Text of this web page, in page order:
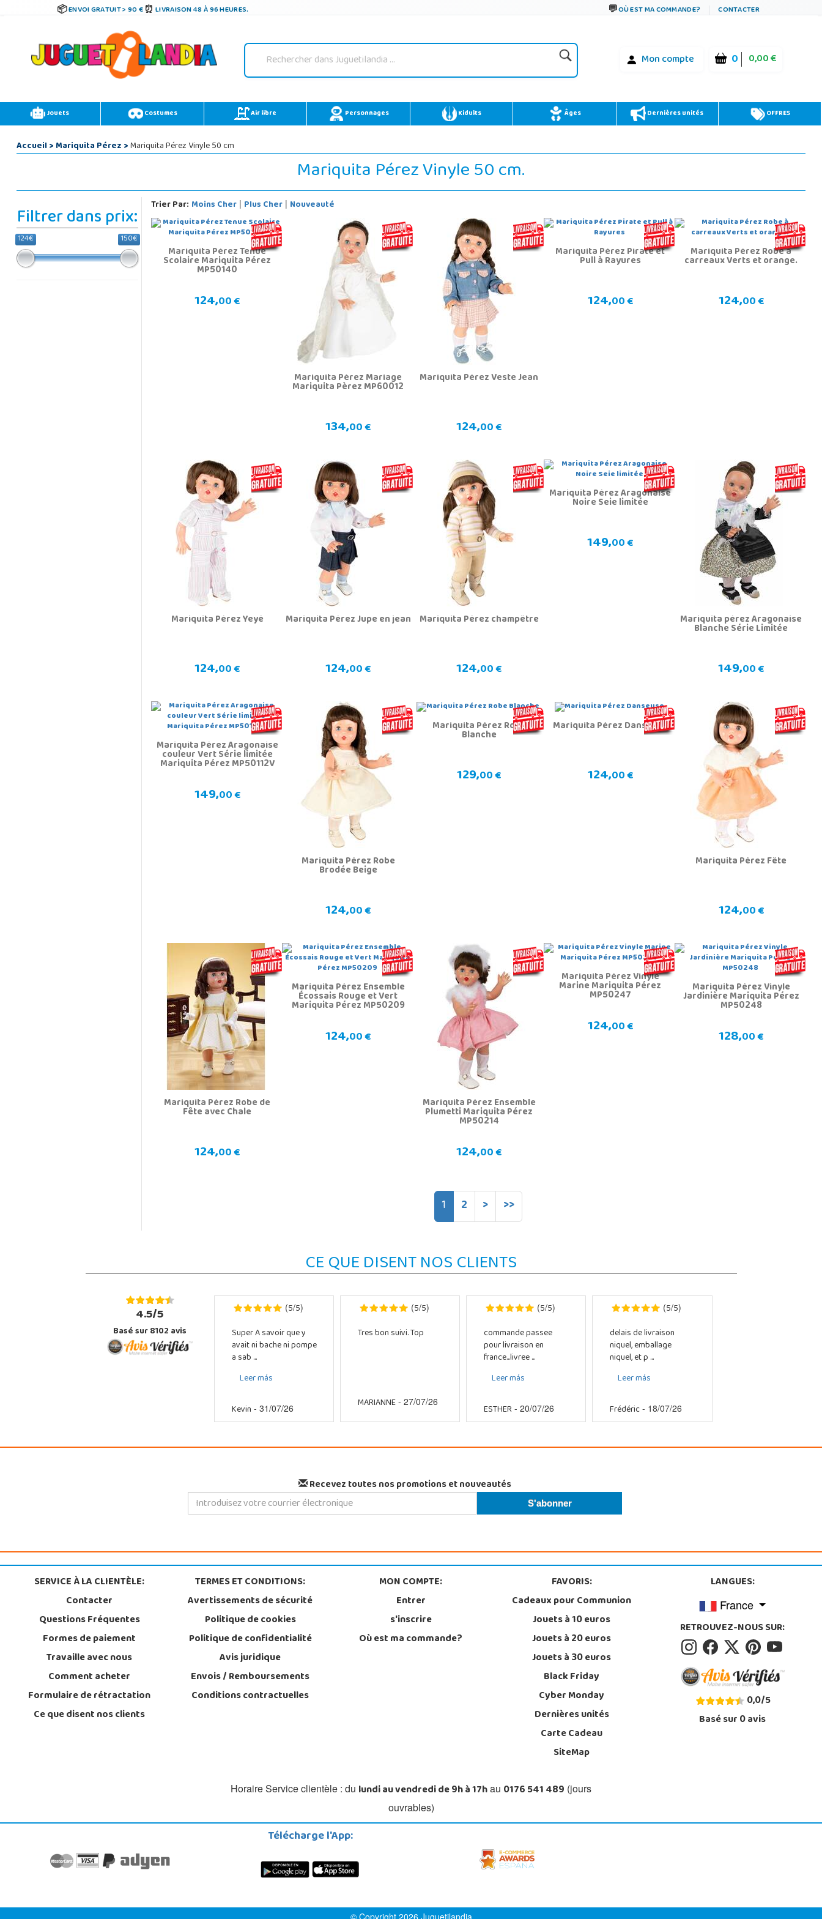
ENVOI GRATUIT > 90 € LIVRAISON 48 À 96 HEURES. OÙ EST MA COMMANDE? CONTACTER
Mon compte 0 0,00 €
Jouets Costumes Air libre Personnages Kidults Âges Dernières unités OFFRES
Accueil>Mariquita Pérez>Mariquita Pérez Vinyle 50 cm
Mariquita Pérez Vinyle 50 cm.
Filtrer dans prix:
124€ 150€
Trier Par: Moins Cher| Plus Cher| Nouveauté
Mariquita Pérez Tenue
Scolaire Mariquita Pérez
MP50140
124,00 €
Mariquita Pèrez Mariage
Mariquita Pèrez MP60012
134,00 €
Mariquita Pérez Veste Jean
124,00 €
Mariquita Pérez Pirate et
Pull à Rayures
124,00 €
Mariquita Pérez Robe à
carreaux Verts et orange.
124,00 €
Mariquita Pérez Yeyé
124,00 €
Mariquita Pérez Jupe en jean
124,00 €
Mariquita Pérez champêtre
124,00 €
Mariquita Pérez Aragonaise
Noire Seie limitée
149,00 €
Mariquita pérez Aragonaise
Blanche Série Limitée
149,00 €
Mariquita Pérez Aragonaise
couleur Vert Série limitée
Mariquita Pérez MP50112V
149,00 €
Mariquita Pérez Robe
Brodée Beige
124,00 €
Mariquita Pérez Robe
Blanche
129,00 €
Mariquita Pérez Danseuse
124,00 €
Mariquita Pérez Fête
124,00 €
Mariquita Pérez Robe de
Fête avec Chale
124,00 €
Mariquita Pérez Ensemble
Écossais Rouge et Vert
Mariquita Pérez MP50209
124,00 €
Mariquita Pérez Ensemble
Plumetti Mariquita Pérez
MP50214
124,00 €
Mariquita Pérez Vinyle
Marine Mariquita Pérez
MP50247
124,00 €
Mariquita Pérez Vinyle
Jardinière Mariquita Pérez
MP50248
128,00 €
1 2 > >>
CE QUE DISENT NOS CLIENTS
4.5/5
Basé sur 8102 avis
(5/5)
Super A savoir que y
avait ni bache ni pompe
a sab ...
Leer más
Kevin - 31/07/26
(5/5)
Tres bon suivi. Top
MARIANNE- 27/07/26
(5/5)
commande passee
pour livraison en
france...livree ...
Leer más
ESTHER- 20/07/26
(5/5)
delais de livraison
niquel, emballage
niquel, et p ...
Leer más
Frédéric- 18/07/26
Recevez toutes nos promotions et nouveautés
SERVICE À LA CLIENTÈLE:
Contacter
Questions Fréquentes
Formes de paiement
Travaille avec nous
Comment acheter
Formulaire de rétractation
Ce que disent nos clients
TERMES ET CONDITIONS:
Avertissements de sécurité
Politique de cookies
Politique de confidentialité
Avis juridique
Envois / Remboursements
Conditions contractuelles
MON COMPTE:
Entrer
s'inscrire
Où est ma commande?
FAVORIS:
Cadeaux pour Communion
Jouets à 10 euros
Jouets à 20 euros
Jouets à 30 euros
Black Friday
Cyber Monday
Dernières unités
Carte Cadeau
SiteMap
LANGUES:
France
RETROUVEZ-NOUS SUR:
0,0/5
Basé sur0avis
Horaire Service clientèle : du lundi au vendredi de 9h à 17hau 0176 541 489 (jours
ouvrables)
Télécharge l'App:
© Copyright 2026 Juguetilandia